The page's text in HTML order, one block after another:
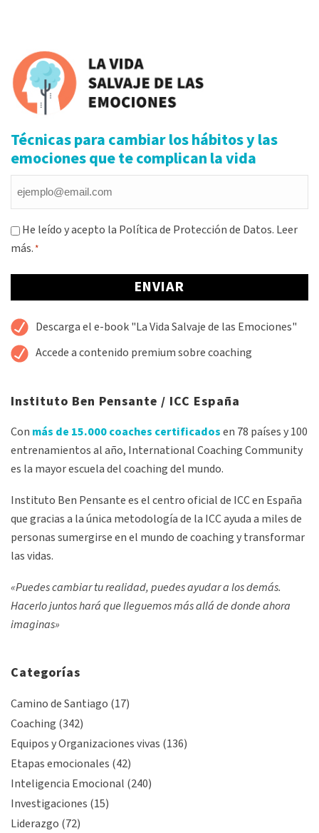
Técnicas para cambiar los hábitos y las
emociones que te complican la vida
Consentimiento
*
He leído y acepto la Política de Protección de Datos. Leer
más.*
Alternative:
Descarga el e-book "La Vida Salvaje de las Emociones"
Accede a contenido premium sobre coaching
Instituto Ben Pensante / ICC España
Con más de 15.000 coaches certificadosen 78 países y 100
entrenamientos al año, International Coaching Community
es la mayor escuela del coaching del mundo.
Instituto Ben Pensante es el centro oficial de ICC en España
que gracias a la única metodología de la ICC ayuda a miles de
personas sumergirse en el mundo de coaching y transformar
las vidas.
«Puedes cambiar tu realidad, puedes ayudar a los demás.
Hacerlo juntos hará que lleguemos más allá de donde ahora
imaginas»
Categorías
Camino de Santiago (17)
Coaching (342)
Equipos y Organizaciones vivas (136)
Etapas emocionales (42)
Inteligencia Emocional (240)
Investigaciones (15)
Liderazgo (72)